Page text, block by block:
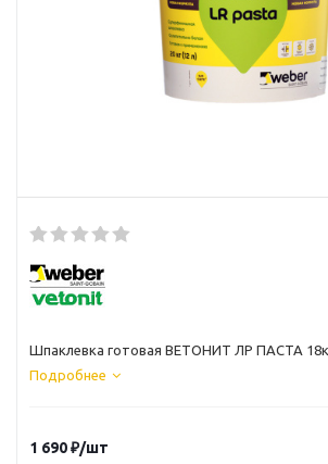
Шпаклевка готовая ВЕТОНИТ ЛР ПАСТА
Подробнее
1 690₽/шт